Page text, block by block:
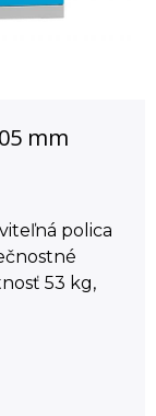
mm
polica
53 kg,